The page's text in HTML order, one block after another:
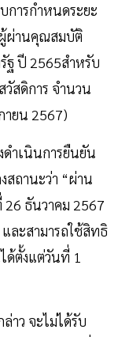
การกำหนดระยะ
ผู้ผ่านคุณสมบัติ
ฐ ปี 2565สำหรับ
สดิการ จำนวน
ยน 2567)
ำเนินการยืนยัน
ถานะว่า “ผ่าน
26 ธันวาคม 2567
และสามารถใช้สิทธิ
ด้ตั้งแต่วันที่ 1
าว จะไม่ได้รับ